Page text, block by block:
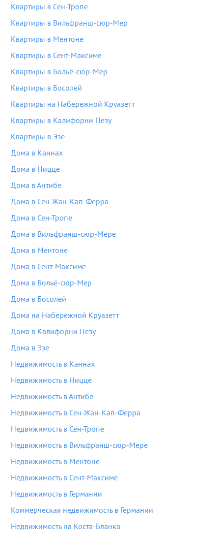
Квартиры в Сен-Тропе
Квартиры в Вильфранш-сюр-Мер
Квартиры в Ментоне
Квартиры в Сент-Максиме
Квартиры в Больё-сюр-Мер
Квартиры в Босолей
Квартиры на Набережной Круазетт
Квартиры в Калифорни Пезу
Квартиры в Эзе
Дома в Каннах
Дома в Ницце
Дома в Антибе
Дома в Сен-Жан-Кап-Ферра
Дома в Сен-Тропе
Дома в Вильфранш-сюр-Мере
Дома в Ментоне
Дома в Сент-Максиме
Дома в Больё-сюр-Мер
Дома в Босолей
Дома на Набережной Круазетт
Дома в Калифорни Пезу
Дома в Эзе
Недвижимость в Каннах
Недвижимость в Ницце
Недвижимость в Антибе
Недвижимость в Сен-Жан-Кап-Ферра
Недвижимость в Сен-Тропе
Недвижимость в Вильфранш-сюр-Мере
Недвижимость в Ментоне
Недвижимость в Сент-Максиме
Недвижимость в Германии
Коммерческая недвижимость в Германии
Недвижимость на Коста-Бланка